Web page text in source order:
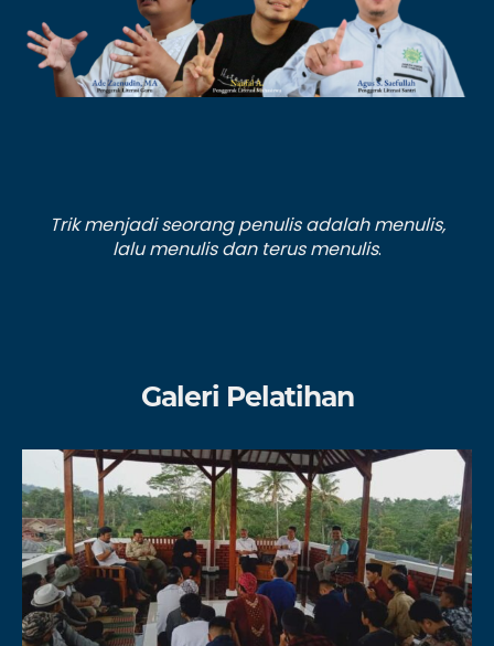
Trik menjadi seorang penulis adalah menulis,
lalu menulis dan terus menulis.
Galeri Pelatihan